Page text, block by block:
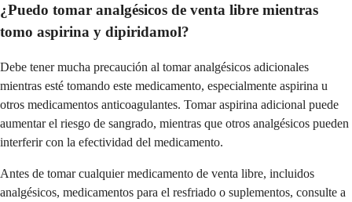
¿Puedo tomar analgésicos de venta libre mientras
tomo aspirina y dipiridamol?
Debe tener mucha precaución al tomar analgésicos adicionales
mientras esté tomando este medicamento, especialmente aspirina u
otros medicamentos anticoagulantes. Tomar aspirina adicional puede
aumentar el riesgo de sangrado, mientras que otros analgésicos pueden
interferir con la efectividad del medicamento.
Antes de tomar cualquier medicamento de venta libre, incluidos
analgésicos, medicamentos para el resfriado o suplementos, consulte a